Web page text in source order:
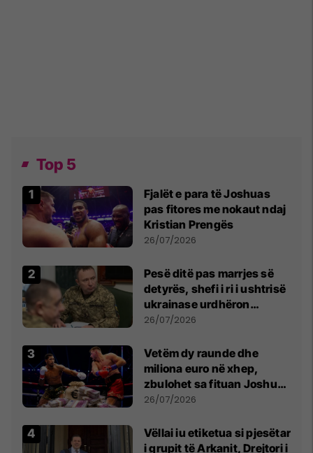
Top 5
Fjalët e para të Joshuas
pas fitores me nokaut ndaj
Kristian Prengës
26/07/2026
Pesë ditë pas marrjes së
detyrës, shefi i ri i ushtrisë
ukrainase urdhëron
kontroll të madh
26/07/2026
Vetëm dy raunde dhe
miliona euro në xhep,
zbulohet sa fituan Joshua
e Prenga
26/07/2026
Vëllai iu etiketua si pjesëtar
i grupit të Arkanit, Drejtori i